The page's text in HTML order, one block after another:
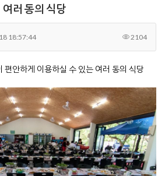
여러 동의 식당
18:57:44 2104
편안하게 이용하실 수 있는 여러 동의 식당